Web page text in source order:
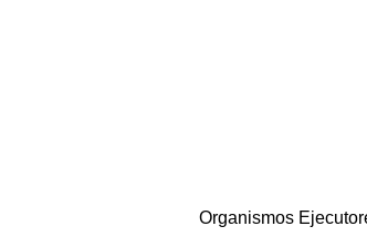
Organismos